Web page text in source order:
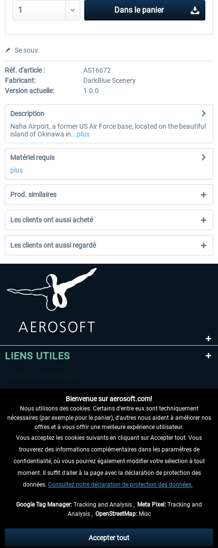
Dans le panier
Se souv.
Réf. d'article :
AS16672
Fabricant:
DarkBlue Scenery
Version actuelle:
1.0.0
Description
Naha Airport, a former US Air Force base, located on the beautiful
island of Okinawa in...plus
Matériel requis
plus
Prod. similaires
Les clients ont aussi acheté
Les clients ont aussi regardé
LIENS UTILES
RENONCER AU CONTRAT ICI
INFORMATIONS
NE MANQUEZ PAS LES DERNIÈRES
échéant, frais de remboursement, si aucune description contraire.
Bienvenue sur aerosoft.com!
Nous utilisons des cookies. Certains d'entre eux sont techniquement
nécessaires (par exemple pour le panier), d'autres nous aident à améliorer nos
offres et à vous offrir une meilleure expérience utilisateur.
Vous acceptez les cookies suivants en cliquant sur Accepter tout. Vous
trouverez des informations complémentaires dans les paramètres de
confidentialité, où vous pourrez également modifier votre sélection à tout
moment. Il suffit d'aller à la page avec la déclaration de protection des
données. Consultez notre déclaration de protection des données.
Google Tag Manager: Tracking and Analysis , Meta Pixel: Tracking and
Analysis , OpenStreetMap:Misc
Accepter tout